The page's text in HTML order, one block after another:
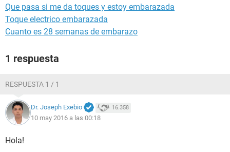
Que pasa si me da toques y estoy embarazada
Toque electrico embarazada
Cuanto es 28 semanas de embarazo
1 respuesta
RESPUESTA 1 / 1
Dr. Joseph Exebio 16.358
10 may 2016 a las 00:18
Hola!